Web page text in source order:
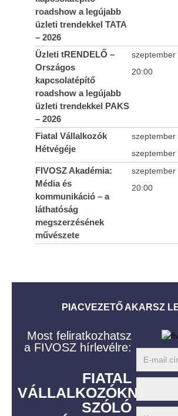
Új régiós mozgásTÉR – üzleti
kapcsolatépítés és vállalkozói
Szabolcs-Szatmár-Beregben
2023-
03-07
legmagasabb szintű
fórumán a párizsi Ministerial
Meetingen
03-07
Zártkörű szakmai meetupot
FIVOSZ Építőipari és Ingatlan
2023-
Kereskedelmi Bizottság
roadshow a legújabb
üzleti trendekkel TATA
– 2026
Üzleti tRENDELŐ –
Országos
kapcsolatépítő
roadshow a legújabb
üzleti trendekkel PAKS
– 2026
szeptember
20:00
Fiatal Vállalkozók
Hétvégéje
szeptember
szeptember
FIVOSZ Akadémia:
Média és
kommunikáció – a
láthatóság
megszerzésének
művészete
szeptember
20:00
PIACVEZETŐ AKARSZ
Most feliratkozhatsz
a FIVOSZ hírlevélre:
FIATAL
VÁLLALKOZÓKNAK
SZÓLÓ